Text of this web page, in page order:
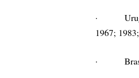
·
1967;
· Brasil